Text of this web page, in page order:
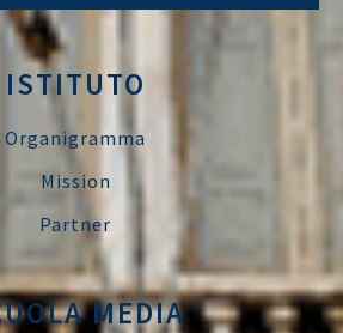
ISTITUTO
Organigramma
Mission
Partner
MEDIA